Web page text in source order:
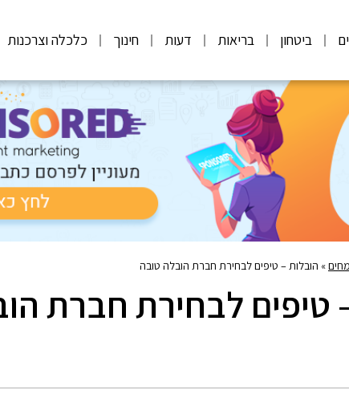
ביטחון בריאות דעות חינוך כלכלה וצרכנות
» הובלות – טיפים לבחירת חברת הובלה טובה
טיפים לבחירת חברת